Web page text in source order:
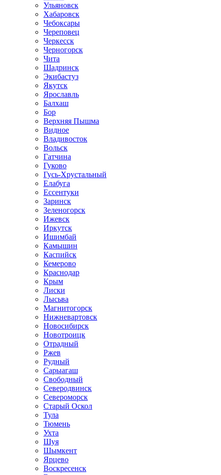
Ульяновск
Хабаровск
Чебоксары
Череповец
Черкесск
Черногорск
Чита
Шадринск
Экибастуз
Якутск
Ярославль
Балхаш
Бор
Верхняя Пышма
Видное
Владивосток
Вольск
Гатчина
Гуково
Гусь-Хрустальный
Елабуга
Ессентуки
Заринск
Зеленогорск
Ижевск
Иркутск
Ишимбай
Камышин
Каспийск
Кемерово
Краснодар
Крым
Лиски
Лысьва
Магнитогорск
Нижневартовск
Новосибирск
Новотроицк
Отрадный
Ржев
Рудный
Сарыагаш
Свободный
Северодвинск
Североморск
Старый Оскол
Тула
Тюмень
Ухта
Шуя
Шымкент
Ярцево
Воскресенск